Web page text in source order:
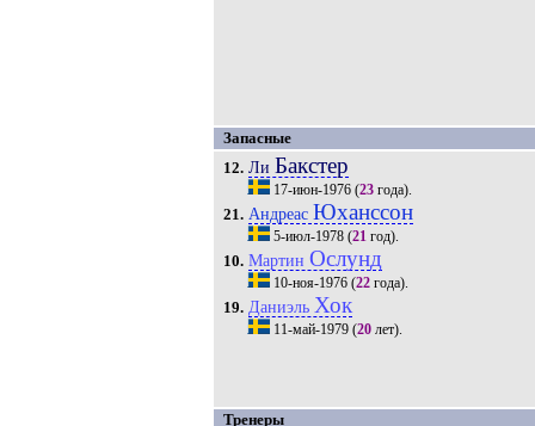
Запасные
12. Ли Бакстер
17-июн-1976(23года).
21. Андреас Юханссон
5-июл-1978(21год).
10. Мартин Ослунд
10-ноя-1976(22года).
19. Даниэль Хок
11-май-1979(20лет).
Тренеры